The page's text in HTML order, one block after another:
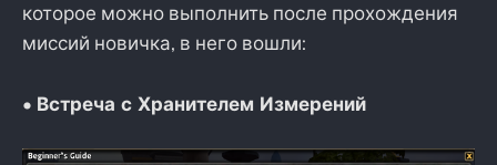
которое можно выполнить после прохождения
миссий новичка, в него вошли:
• Встреча с Хранителем Измерений